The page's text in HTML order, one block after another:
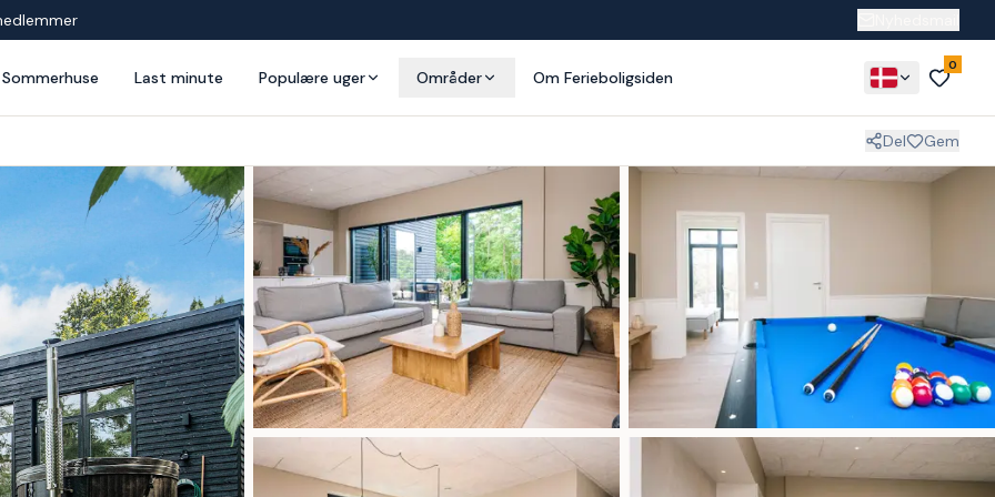
Sommerhuse Last minute Populære uger Områder Om Ferieboligsiden
0
Del Gem